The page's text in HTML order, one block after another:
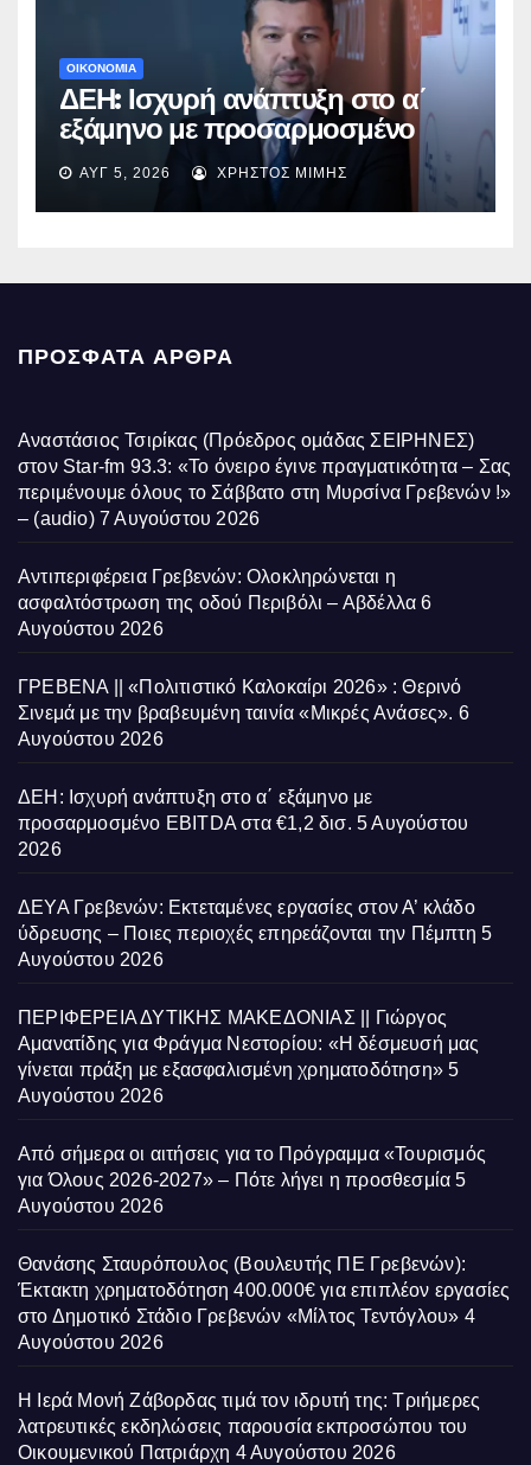
ΟΙΚΟΝΟΜΙΑ
ΔΕΗ: Ισχυρή ανάπτυξη στο α΄
εξάμηνο με προσαρμοσμένο
EBITDA στα €1,2 δισ.
ΑΥΓ 5, 2026 ΧΡΉΣΤΟΣ ΜΊΜΗΣ
ΠΡΌΣΦΑΤΑ ΆΡΘΡΑ
Αναστάσιος Τσιρίκας (Πρόεδρος ομάδας ΣΕΙΡΗΝΕΣ)
στον Star-fm 93.3: «Το όνειρο έγινε πραγματικότητα – Σας
περιμένουμε όλους το Σάββατο στη Μυρσίνα Γρεβενών !»
– (audio) 7 Αυγούστου 2026
Αντιπεριφέρεια Γρεβενών: Ολοκληρώνεται η
ασφαλτόστρωση της οδού Περιβόλι – Αβδέλλα 6
Αυγούστου 2026
ΓΡΕΒΕΝΑ || «Πολιτιστικό Καλοκαίρι 2026» : Θερινό
Σινεμά με την βραβευμένη ταινία «Μικρές Ανάσες». 6
Αυγούστου 2026
ΔΕΗ: Ισχυρή ανάπτυξη στο α΄ εξάμηνο με
προσαρμοσμένο EBITDA στα €1,2 δισ. 5 Αυγούστου
2026
ΔΕΥΑ Γρεβενών: Εκτεταμένες εργασίες στον Α’ κλάδο
ύδρευσης – Ποιες περιοχές επηρεάζονται την Πέμπτη 5
Αυγούστου 2026
ΠΕΡΙΦΕΡΕΙΑ ΔΥΤΙΚΗΣ ΜΑΚΕΔΟΝΙΑΣ || Γιώργος
Αμανατίδης για Φράγμα Νεστορίου: «Η δέσμευσή μας
γίνεται πράξη με εξασφαλισμένη χρηματοδότηση» 5
Αυγούστου 2026
Από σήμερα οι αιτήσεις για το Πρόγραμμα «Τουρισμός
για Όλους 2026-2027» – Πότε λήγει η προσθεσμία 5
Αυγούστου 2026
Θανάσης Σταυρόπουλος (Βουλευτής ΠΕ Γρεβενών):
Έκτακτη χρηματοδότηση 400.000€ για επιπλέον εργασίες
στο Δημοτικό Στάδιο Γρεβενών «Μίλτος Τεντόγλου» 4
Αυγούστου 2026
Η Ιερά Μονή Ζάβορδας τιμά τον ιδρυτή της: Τριήμερες
λατρευτικές εκδηλώσεις παρουσία εκπροσώπου του
Οικουμενικού Πατριάρχη 4 Αυγούστου 2026